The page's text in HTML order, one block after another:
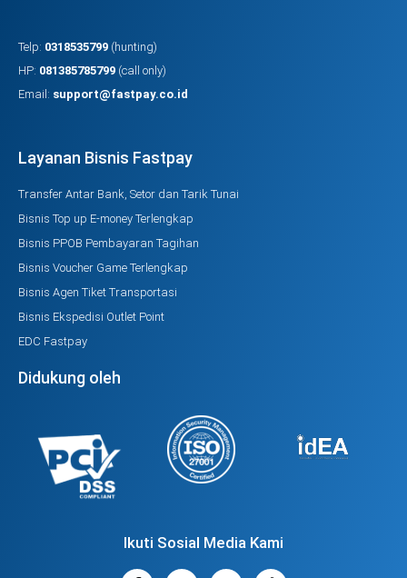
Telp: 0318535799 (hunting)
HP: 081385785799 (call only)
Email: support@fastpay.co.id
Layanan Bisnis Fastpay
Transfer Antar Bank, Setor dan Tarik Tunai
Bisnis Top up E-money Terlengkap
Bisnis PPOB Pembayaran Tagihan
Bisnis Voucher Game Terlengkap
Bisnis Agen Tiket Transportasi
Bisnis Ekspedisi Outlet Point
EDC Fastpay
Didukung oleh
Ikuti Sosial Media Kami